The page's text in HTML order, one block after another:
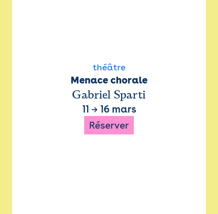
théâtre
Menace chorale
Gabriel Sparti
11 → 16 mars
Réserver